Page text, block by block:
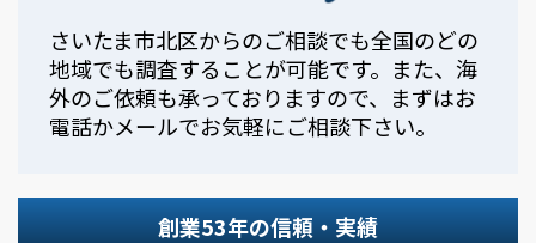
さいたま市北区からのご相談でも全国のどの
地域でも調査することが可能です。また、海
外のご依頼も承っておりますので、まずはお
電話かメールでお気軽にご相談下さい。
創業53年の信頼・実績